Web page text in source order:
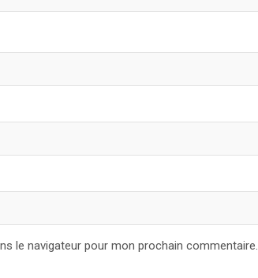
le navigateur pour mon prochain commentaire.